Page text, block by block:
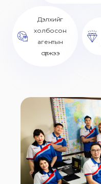
Дэлхийг
холбосон
агентын
сүлжээ